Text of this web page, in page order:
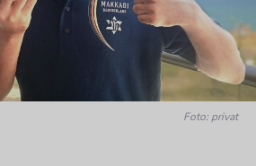
Foto: privat